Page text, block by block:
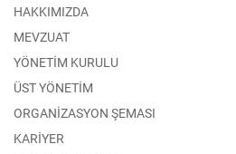
HAKKIMIZDA
MEVZUAT
YÖNETİM KURULU
ÜST YÖNETİM
ORGANİZASYON ŞEMASI
KARİYER